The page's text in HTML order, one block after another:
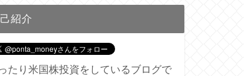
紹介
たり米国株投資をしているブログで